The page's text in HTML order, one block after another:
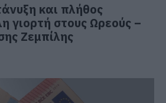
και πλήθος
γιορτή στους Ωρεούς –
Ζεμπίλης